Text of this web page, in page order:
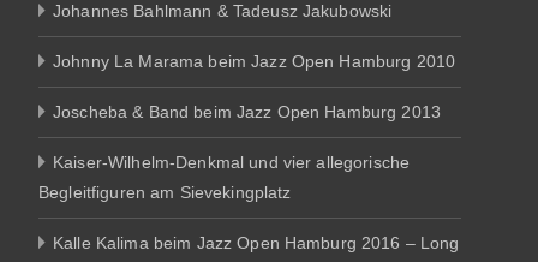
Johannes Bahlmann & Tadeusz Jakubowski
Johnny La Marama beim Jazz Open Hamburg 2010
Joscheba & Band beim Jazz Open Hamburg 2013
Kaiser-Wilhelm-Denkmal und vier allegorische
Begleitfiguren am Sievekingplatz
Kalle Kalima beim Jazz Open Hamburg 2016 – Long